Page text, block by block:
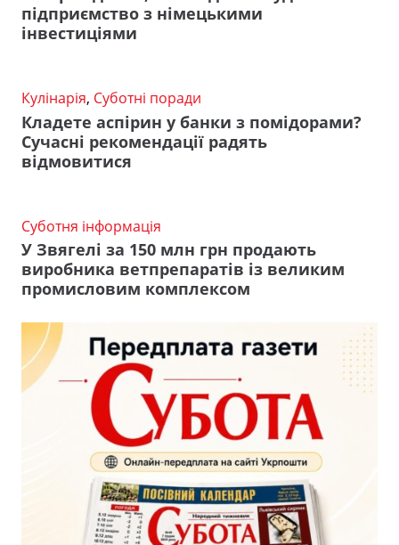
підприємство з німецькими
інвестиціями
Кулінарія, Суботні поради
Кладете аспірин у банки з помідорами?
Сучасні рекомендації радять
відмовитися
Суботня інформація
У Звягелі за 150 млн грн продають
виробника ветпрепаратів із великим
промисловим комплексом